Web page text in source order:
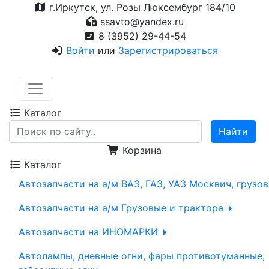
г.Иркутск, ул. Розы Люксембург 184/10
ssavto@yandex.ru
8 (3952) 29-44-54
Войти или Зарегистрироваться
Каталог
Корзина
Каталог
Автозапчасти на а/м ВАЗ, ГАЗ, УАЗ Москвич,
Автозапчасти на а/м Грузовые и трактора
Автозапчасти на ИНОМАРКИ
Автолампы, дневные огни, фары противотуманные,